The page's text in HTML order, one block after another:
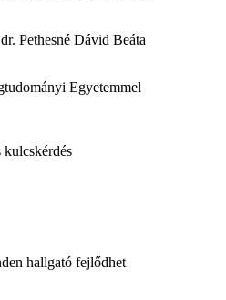
Pethesné Dávid Beáta
Egyetemmel
hallgató fejlődhet